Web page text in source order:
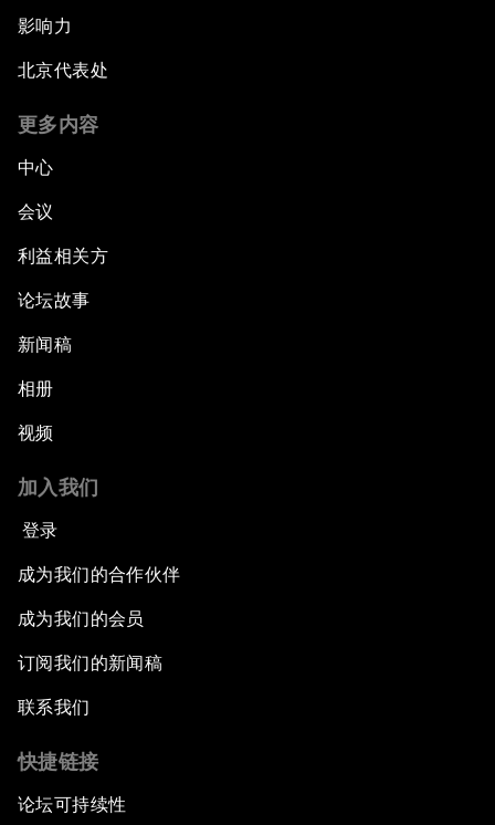
影响力
北京代表处
更多内容
中心
会议
利益相关方
论坛故事
新闻稿
相册
视频
加入我们
登录
成为我们的合作伙伴
成为我们的会员
订阅我们的新闻稿
联系我们
快捷链接
论坛可持续性